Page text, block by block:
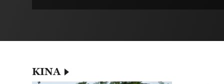
KINA